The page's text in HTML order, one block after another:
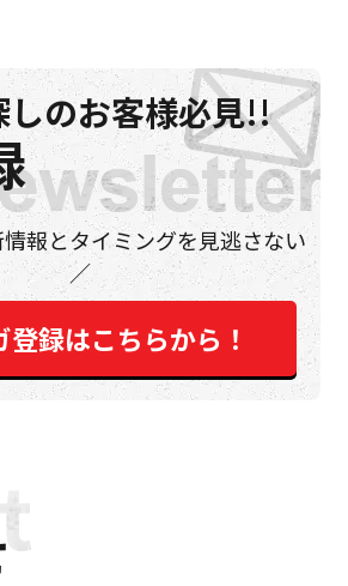
しのお客様必見!!
報とタイミングを見逃さない
登録はこちらから！